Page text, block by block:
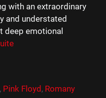
with an extraordinary
and understated
deep emotional
, Pink Floyd , Romany